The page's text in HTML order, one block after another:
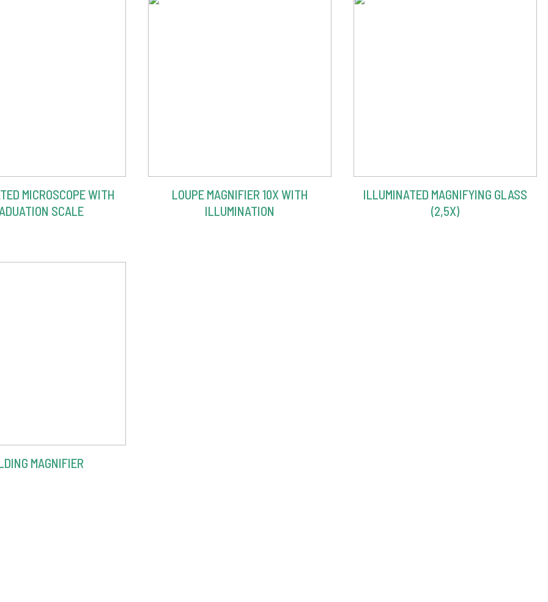
MICROSCOPE WITH
SCALE
LOUPE MAGNIFIER 10X WITH
ILLUMINATION
ILLUMINATED MAGNIFYING GLASS
(2,5X)
MAGNIFIER